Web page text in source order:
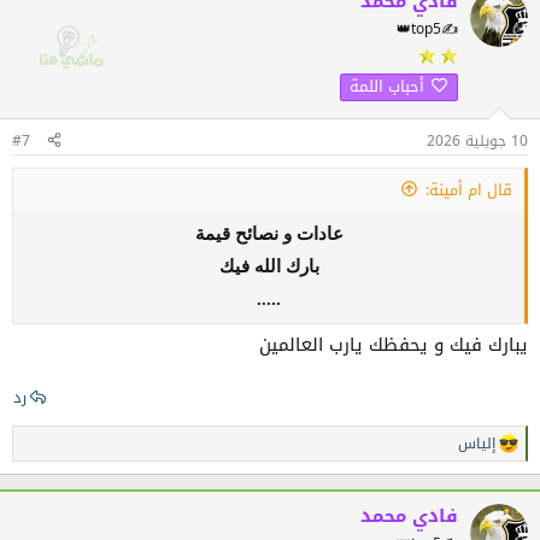
ا
ع 👑top5✍️
أحباب اللمة
10 جويلية 2026 #7
قال ام أمينة:
عادات و نصائح قيمة
بارك الله فيك
.....
يبارك فيك و يحفظك يارب العالمين
رد
ا
ل
ت
ف
ا
إلياس
فادي محمد